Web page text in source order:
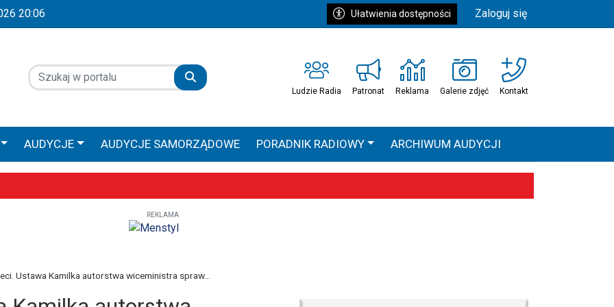
20:06 Ułatwienia dostępności Zaloguj się
Ludzie Radia Patronat Reklama Galerie zdjęć Kontakt
AUDYCJE AUDYCJE SAMORZĄDOWE PORADNIK RADIOWY ARCHIWUM AUDYCJI
GŁOS AUDYCJE SPONSOROWANE PRACA ZAMOŚĆ HEAVEN TOUR
uroczystości już 9–10 maja
Diecezji Zamojsko-Lubaczowskiej
ale większe zaangażowanie religijne – poznaliśmy diecezjalne statystyki
REKLAMA
Ustawa Kamilka autorstwa wiceministra spraw...